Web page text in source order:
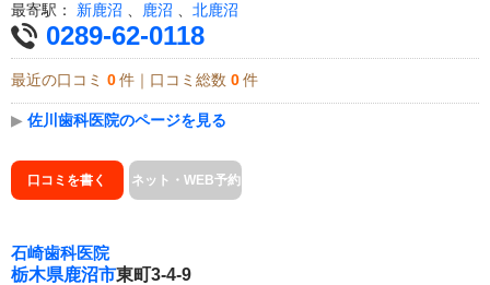
最寄駅： 新鹿沼 鹿沼 北鹿沼
0289-62-0118
最近の口コミ 0 件｜口コミ総数 0 件
▶ 佐川歯科医院のページを見る
口コミを書く ネット・WEB予約
石崎歯科医院
栃木県鹿沼市東町3-4-9